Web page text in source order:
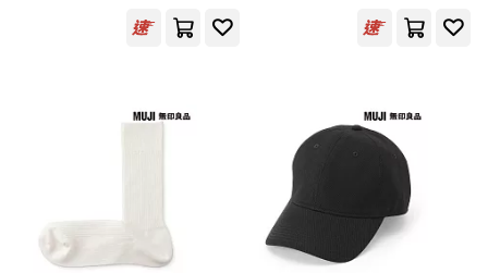
GERHARD HUBSCHEN 等(1)
オレンジページ(1)
一起來出版(1)
世界知識出版社(1)